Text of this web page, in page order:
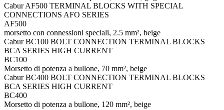
Cabur AF500 TERMINAL BLOCKS WITH SPECIAL
CONNECTIONS AFO SERIES
AF500
morsetto con connessioni speciali, 2.5 mm², beige
Cabur BC100 BOLT CONNECTION TERMINAL BLOCKS
BCA SERIES HIGH CURRENT
BC100
Morsetto di potenza a bullone, 70 mm², beige
Cabur BC400 BOLT CONNECTION TERMINAL BLOCKS
BCA SERIES HIGH CURRENT
BC400
Morsetto di potenza a bullone, 120 mm², beige